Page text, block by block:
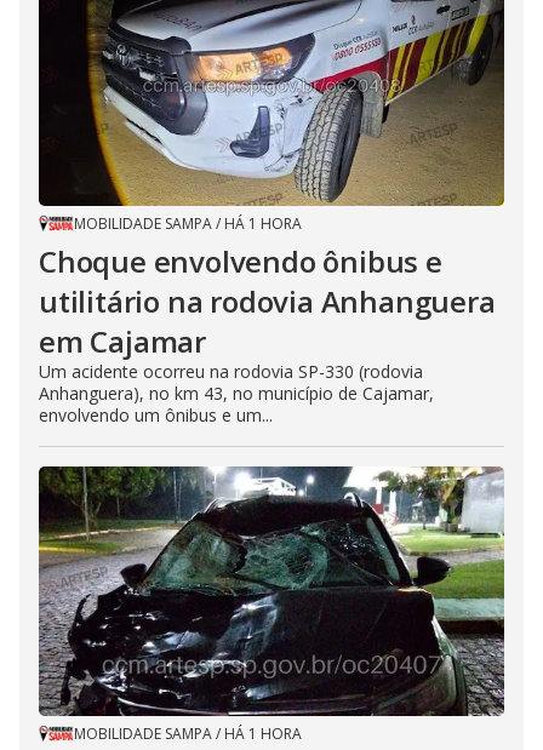
MOBILIDADE SAMPA/ HÁ 1 HORA
Choque envolvendo ônibus e
utilitário na rodovia Anhanguera
em Cajamar
Um acidente ocorreu na rodovia SP-330 (rodovia
Anhanguera), no km 43, no município de Cajamar,
envolvendo um ônibus e um...
MOBILIDADE SAMPA/ HÁ 1 HORA